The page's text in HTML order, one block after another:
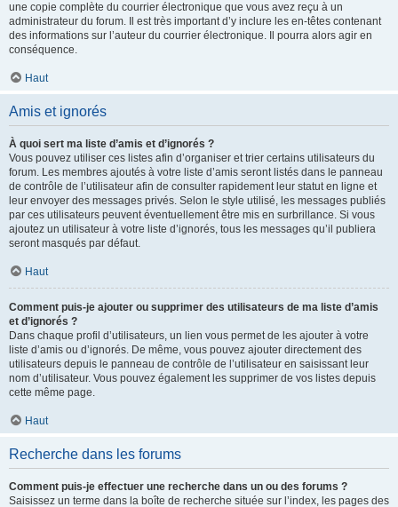
une copie complète du courrier électronique que vous avez reçu à un
administrateur du forum. Il est très important d’y inclure les en-têtes contenant
des informations sur l’auteur du courrier électronique. Il pourra alors agir en
conséquence.
Haut
Amis et ignorés
À quoi sert ma liste d’amis et d’ignorés ?
Vous pouvez utiliser ces listes afin d’organiser et trier certains utilisateurs du
forum. Les membres ajoutés à votre liste d’amis seront listés dans le panneau
de contrôle de l’utilisateur afin de consulter rapidement leur statut en ligne et
leur envoyer des messages privés. Selon le style utilisé, les messages publiés
par ces utilisateurs peuvent éventuellement être mis en surbrillance. Si vous
ajoutez un utilisateur à votre liste d’ignorés, tous les messages qu’il publiera
seront masqués par défaut.
Haut
Comment puis-je ajouter ou supprimer des utilisateurs de ma liste d’amis
et d’ignorés ?
Dans chaque profil d’utilisateurs, un lien vous permet de les ajouter à votre
liste d’amis ou d’ignorés. De même, vous pouvez ajouter directement des
utilisateurs depuis le panneau de contrôle de l’utilisateur en saisissant leur
nom d’utilisateur. Vous pouvez également les supprimer de vos listes depuis
cette même page.
Haut
Recherche dans les forums
Comment puis-je effectuer une recherche dans un ou des forums ?
Saisissez un terme dans la boîte de recherche située sur l’index, les pages des